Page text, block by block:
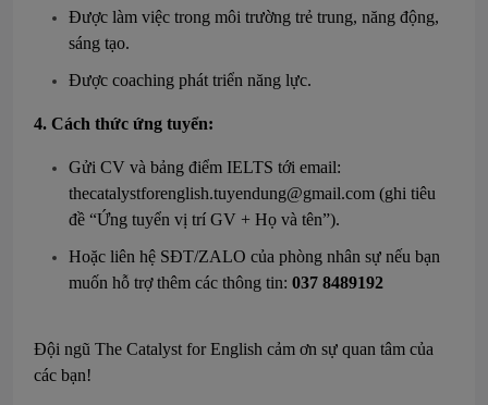
Được làm việc trong môi trường trẻ trung, năng động,
sáng tạo.
Được coaching phát triển năng lực.
4. Cách thức ứng tuyển:
Gửi CV và bảng điểm IELTS tới email:
thecatalystforenglish.tuyendung@gmail.com(ghi tiêu
đề “Ứng tuyển vị trí GV + Họ và tên”).
Hoặc liên hệ SĐT/ZALO của phòng nhân sự nếu bạn
muốn hỗ trợ thêm các thông tin: 037 8489192
Đội ngũ The Catalyst for English cảm ơn sự quan tâm của
các bạn!